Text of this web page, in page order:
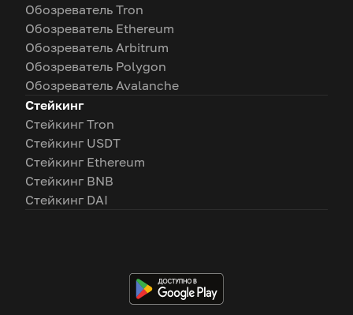
Обозреватель Tron
Обозреватель Ethereum
Обозреватель Arbitrum
Обозреватель Polygon
Обозреватель Avalanche
Стейкинг
Стейкинг Tron
Стейкинг USDT
Стейкинг Ethereum
Стейкинг BNB
Стейкинг DAI